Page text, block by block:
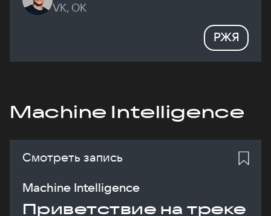
VK, ОК
РЖЯ
Machine Intelligence
Смотреть запись
Machine Intelligence
Приветствие на треке